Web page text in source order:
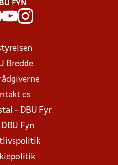
FYN
Bredde
os
- DBU Fyn
Fyn